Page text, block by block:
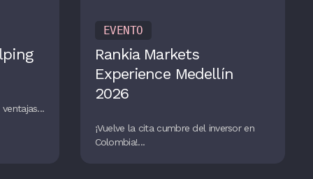
EVENTO
Rankia Markets
Experience Medellín
2026
¡Vuelve la cita cumbre del inversor en
Colombia!...